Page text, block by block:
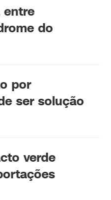
entre
do
por
ser solução
verde